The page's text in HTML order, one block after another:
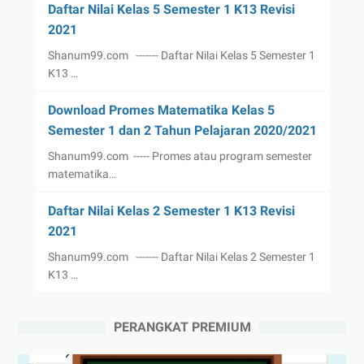
Daftar Nilai Kelas 5 Semester 1 K13 Revisi
2021
Shanum99.com ------- Daftar Nilai Kelas 5 Semester 1
K13 …
Download Promes Matematika Kelas 5
Semester 1 dan 2 Tahun Pelajaran 2020/2021
Shanum99.com ----- Promes atau program semester
matematika…
Daftar Nilai Kelas 2 Semester 1 K13 Revisi
2021
Shanum99.com ------- Daftar Nilai Kelas 2 Semester 1
K13 …
PERANGKAT PREMIUM